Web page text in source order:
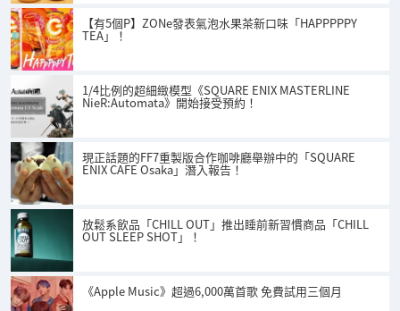
【有5個P】ZONe發表氣泡水果茶新口味「HAPPPPPY
TEA」！
1/4比例的超細緻模型《SQUARE ENIX MASTERLINE
NieR:Automata》開始接受預約！
現正話題的FF7重製版合作咖啡廳舉辦中的「SQUARE
ENIX CAFE Osaka」潛入報告！
放鬆系飲品「CHILL OUT」推出睡前新習慣商品「CHILL
OUT SLEEP SHOT」！
《Apple Music》超過6,000萬首歌 免費試用三個月